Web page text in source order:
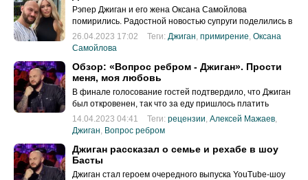
Рэпер Джиган и его жена Оксана Самойлова
помирились. Радостной новостью супруги поделились в
сцосетях.
26.04.2023 17:02 Теги: Джиган, примирение, Оксана
Самойлова
Обзор: «Вопрос ребром - Джиган». Прости
меня, моя любовь
В финале голосование гостей подтвердило, что Джиган
был откровенен, так что за еду пришлось платить
Басте.
14.04.2023 04:41 Теги: рецензии Алексей Мажаев
Джиган Вопрос ребром
Джиган рассказал о семье и рехабе в шоу
Басты
Джиган стал героем очередного выпуска YouTube-шоу